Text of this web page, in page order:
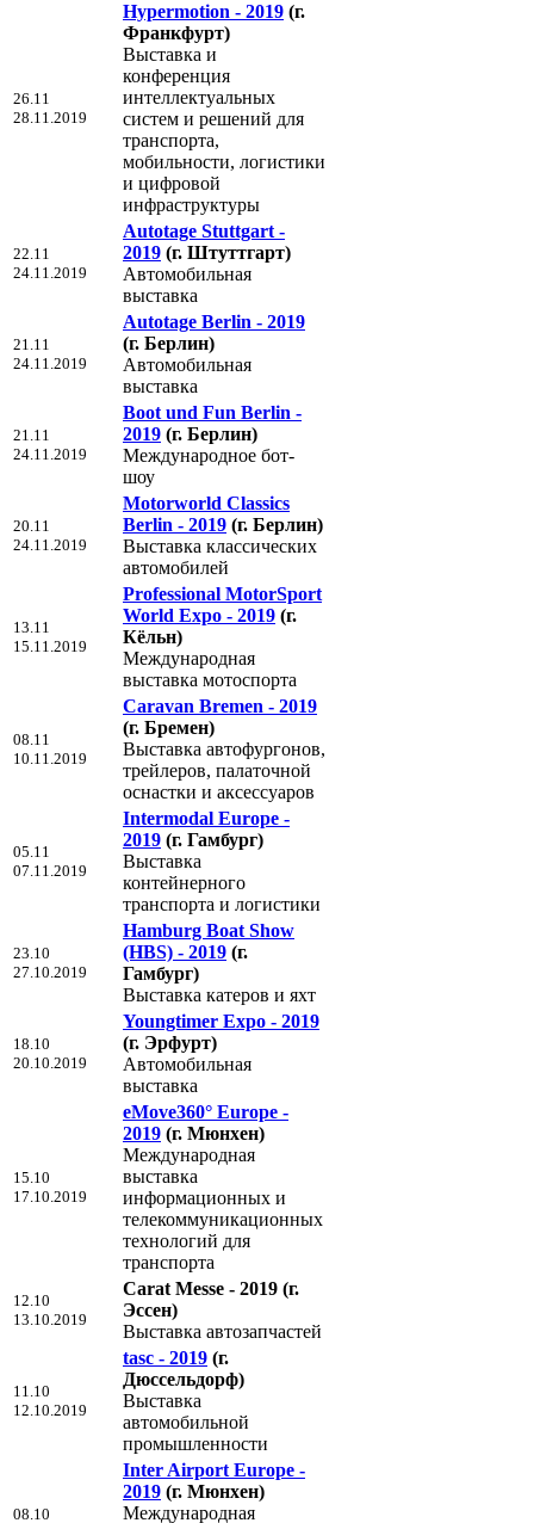
26.11
28.11.2019
Hypermotion - 2019 (г.
Франкфурт)
Выставка и
конференция
интеллектуальных
систем и решений для
транспорта,
мобильности, логистики
и цифровой
инфраструктуры
22.11
24.11.2019
Autotage Stuttgart -
2019 (г. Штуттгарт)
Автомобильная
выставка
21.11
24.11.2019
Autotage Berlin - 2019
(г. Берлин)
Автомобильная
выставка
21.11
24.11.2019
Boot und Fun Berlin -
2019 (г. Берлин)
Международное бот-
шоу
20.11
24.11.2019
Motorworld Classics
Berlin - 2019 (г. Берлин)
Выставка классических
автомобилей
13.11
15.11.2019
Professional MotorSport
World Expo - 2019 (г.
Кёльн)
Международная
выставка мотоспорта
08.11
10.11.2019
Caravan Bremen - 2019
(г. Бремен)
Выставка автофургонов,
трейлеров, палаточной
оснастки и аксессуаров
05.11
07.11.2019
Intermodal Europe -
2019 (г. Гамбург)
Выставка
контейнерного
транспорта и логистики
23.10
27.10.2019
Hamburg Boat Show
(HBS) - 2019 (г.
Гамбург)
Выставка катеров и яхт
18.10
20.10.2019
Youngtimer Expo - 2019
(г. Эрфурт)
Автомобильная
выставка
15.10
17.10.2019
eMove360° Europe -
2019 (г. Мюнхен)
Международная
выставка
информационных и
телекоммуникационных
технологий для
транспорта
12.10
13.10.2019
Carat Messe - 2019 (г.
Эссен)
Выставка автозапчастей
11.10
12.10.2019
tasc - 2019 (г.
Дюссельдорф)
Выставка
автомобильной
промышленности
08.10
Inter Airport Europe -
2019 (г. Мюнхен)
Международная